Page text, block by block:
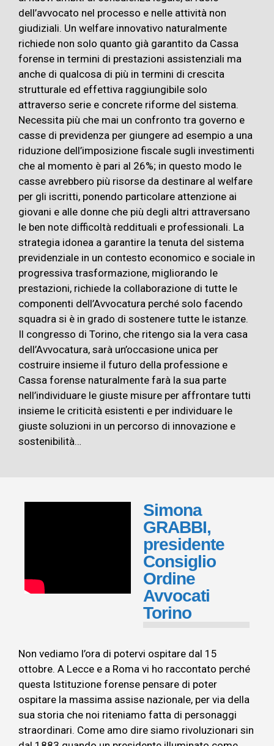
dell’avvocato nel processo e nelle attività non
giudiziali. Un welfare innovativo naturalmente
richiede non solo quanto già garantito da Cassa
forense in termini di prestazioni assistenziali ma
anche di qualcosa di più in termini di crescita
strutturale ed effettiva raggiungibile solo
attraverso serie e concrete riforme del sistema.
Necessita più che mai un confronto tra governo e
casse di previdenza per giungere ad esempio a una
riduzione dell’imposizione fiscale sugli investimenti
che al momento è pari al 26%; in questo modo le
casse avrebbero più risorse da destinare al welfare
per gli iscritti, ponendo particolare attenzione ai
giovani e alle donne che più degli altri attraversano
le ben note difficoltà reddituali e professionali. La
strategia idonea a garantire la tenuta del sistema
previdenziale in un contesto economico e sociale in
progressiva trasformazione, migliorando le
prestazioni, richiede la collaborazione di tutte le
componenti dell’Avvocatura perché solo facendo
squadra si è in grado di sostenere tutte le istanze.
Il congresso di Torino, che ritengo sia la vera casa
dell’Avvocatura, sarà un’occasione unica per
costruire insieme il futuro della professione e
Cassa forense naturalmente farà la sua parte
nell’individuare le giuste misure per affrontare tutti
insieme le criticità esistenti e per individuare le
giuste soluzioni in un percorso di innovazione e
sostenibilità…
Simona
GRABBI,
presidente
Consiglio
Ordine
Avvocati
Torino
Non vediamo l’ora di potervi ospitare dal 15
ottobre. A Lecce e a Roma vi ho raccontato perché
questa Istituzione forense pensare di poter
ospitare la massima assise nazionale, per via della
sua storia che noi riteniamo fatta di personaggi
straordinari. Come amo dire siamo rivoluzionari sin